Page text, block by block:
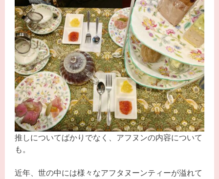
推しについてばかりでなく、アフヌンの内容について
も。
近年、世の中には様々なアフタヌーンティーが溢れて